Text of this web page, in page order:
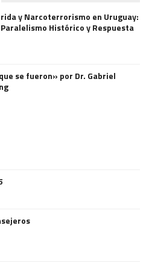
y Narcoterrorismo en Uruguay:
Histórico y Respuesta
se fueron» por Dr. Gabriel